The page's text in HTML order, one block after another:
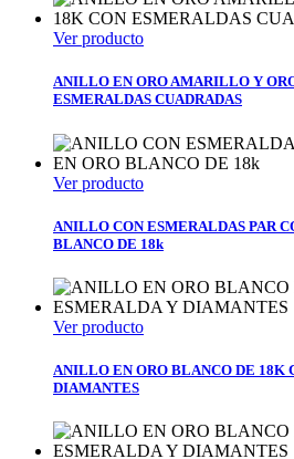
Ver producto
ANILLO EN ORO AMARILLO Y
ESMERALDAS CUADRADAS
Ver producto
ANILLO CON ESMERALDAS PAR
BLANCO DE 18k
Ver producto
ANILLO EN ORO BLANCO DE 18K
DIAMANTES